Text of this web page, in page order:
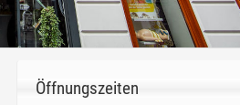
Öffnungszeiten